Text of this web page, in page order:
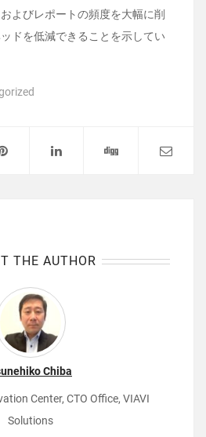
よびレポートの頻度を大幅に削
ドを低減できることを示してい
THE AUTHOR
Chiba
Center, CTO Office, VIAVI
Solutions